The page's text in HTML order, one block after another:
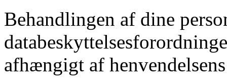
Behandlingen af dine
afhængigt af